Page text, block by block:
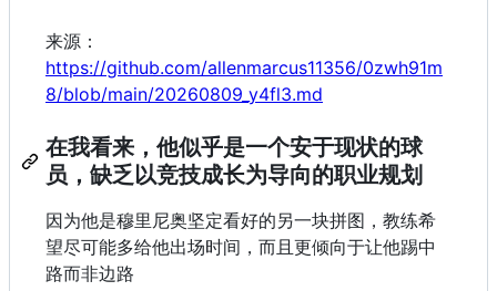
来源：
https://github.com/allenmarcus11356/0zwh91m
8/blob/main/20260809_y4fl3.md
在我看来，他似乎是一个安于现状的球
员，缺乏以竞技成长为导向的职业规划
因为他是穆里尼奥坚定看好的另一块拼图，教练希
望尽可能多给他出场时间，而且更倾向于让他踢中
路而非边路